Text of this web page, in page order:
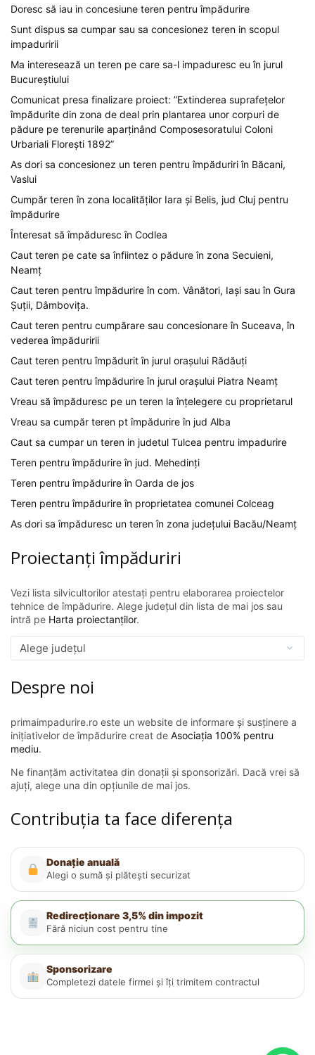
Doresc să iau in concesiune teren pentru împădurire
Sunt dispus sa cumpar sau sa concesionez teren in scopul
impaduririi
Ma interesează un teren pe care sa-l impaduresc eu în jurul
Bucureștiului
Comunicat presa finalizare proiect: ”Extinderea suprafețelor
împădurite din zona de deal prin plantarea unor corpuri de
pădure pe terenurile aparținând Composesoratului Coloni
Urbariali Florești 1892”
As dori sa concesionez un teren pentru împăduriri în Băcani,
Vaslui
Cumpăr teren în zona localităților Iara și Belis, jud Cluj pentru
împădurire
Înteresat să împăduresc în Codlea
Caut teren pe cate sa înfiintez o pădure în zona Secuieni,
Neamț
Caut teren pentru împădurire în com. Vânători, Iași sau în Gura
Șuții, Dâmbovița.
Caut teren pentru cumpărare sau concesionare în Suceava, în
vederea împăduririi
Caut teren pentru împădurit în jurul orașului Rădăuți
Caut teren pentru împădurire în jurul orașului Piatra Neamț
Vreau să împăduresc pe un teren la înțelegere cu proprietarul
Vreau sa cumpăr teren pt împădurire în jud Alba
Caut sa cumpar un teren in judetul Tulcea pentru impadurire
Teren pentru împădurire în jud. Mehedinți
Teren pentru împădurire în Oarda de jos
Teren pentru împădurire în proprietatea comunei Colceag
As dori sa împăduresc un teren în zona județului Bacău/Neamț
Proiectanți împăduriri
Vezi lista silvicultorilor atestați pentru elaborarea proiectelor
tehnice de împădurire. Alege județul din lista de mai jos sau
intră pe Harta proiectanților.
Despre noi
primaimpadurire.ro este un website de informare și susținere a
inițiativelor de împădurire creat de Asociația 100% pentru
mediu.
Ne finanțăm activitatea din donații și sponsorizări. Dacă vrei să
ajuți, alege una din opțiunile de mai jos.
Contribuția ta face diferența
Donație anuală
Alegi o sumă și plătești securizat
Redirecționare 3,5% din impozit
Fără niciun cost pentru tine
Sponsorizare
Completezi datele firmei și îți trimitem contractul